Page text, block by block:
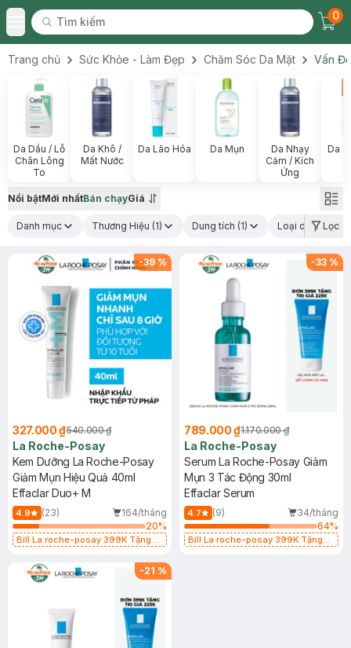
Toggle Menu
Tìm kiếm
Tìm kiếm
0
Trang chủ Sức Khỏe - Làm Đẹp Chăm Sóc Da Mặt Vấn
Da Dầu / Lỗ
Chân Lông
To
Da Khô /
Mất Nước
Da Lão Hóa Da Mụn
Da Nhạy
Cảm / Kích
Ứng
Da
Nổi bậtMới nhấtBán chạyGiá
Danh mục Thương Hiệu (1) Dung tích (1) Loại da (1)Lọc
-39 %
327.000 ₫540.000 ₫
La Roche-Posay
Kem Dưỡng La Roche-Posay
Giảm Mụn Hiệu Quả 40ml
Effaclar Duo+ M
4.9 (23)
164/tháng
20%
Bill La roche-posay 399K Tặng
(SL có hạn)
-33 %
789.000 ₫1.170.000 ₫
La Roche-Posay
Serum La Roche-Posay Giảm
Mụn 3 Tác Động 30ml
Effaclar Serum
4.7 (9)
34/tháng
64%
Bill La roche-posay 399K Tặng
-21 %